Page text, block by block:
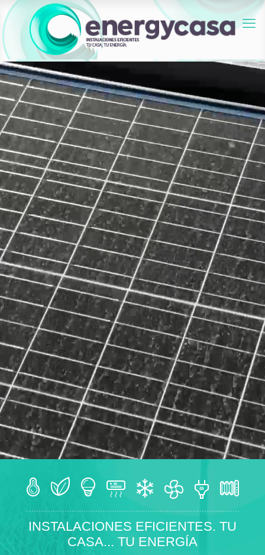
INSTALACIONES EFICIENTES. TU
CASA... TU ENERGÍA